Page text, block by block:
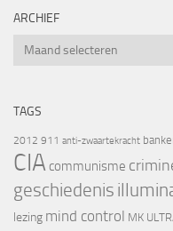
ARCHIEF
Archief
TAGS
2012 911 anti-zwaartekracht
CIA communisme
geschiedenis
lezing mind control MK